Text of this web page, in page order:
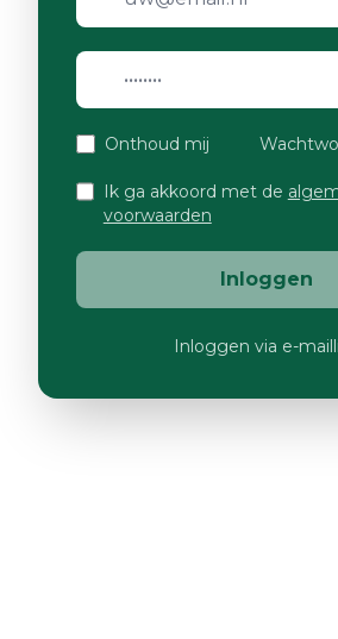
Onthoud mij
Ik ga akkoord met de
voorwaarden
Inloggen
Inloggen via e-